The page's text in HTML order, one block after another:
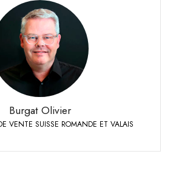
Burgat Olivier
VENTE SUISSE ROMANDE ET VALAIS
Burgat Olivier
DE VENTE SUISSE ROMANDE ET VALAIS
Téléphone:
79 273 16 50